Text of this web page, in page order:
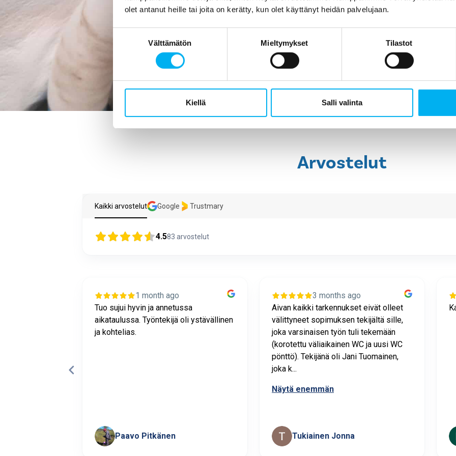
olet antanut heille tai joita on kerätty, kun olet käyttänyt heidän palvelujaan.
Välttämätön Mieltymykset Tilastot
Kiellä Salli valinta
mikä viemärin kunto oli alunperin ja mitä sukituksella saatiin
Laske viemärin sukituksen hinta Pyydä tarjous
Arvostelut
Kaikki arvostelut Google Trustmary
4.583 arvostelut
1 month ago
Tuo sujui hyvin ja annetussa
aikataulussa. Työntekijä oli ystävällinen
ja kohtelias.
Paavo Pitkänen
3 months ago
Aivan kaikki tarkennukset eivät olleet
välittyneet sopimuksen tekijältä sille,
joka varsinaisen työn tuli tekemään
(korotettu väliaikainen WC ja uusi WC
pönttö). Tekijänä oli Jani Tuomainen,
joka k...
Näytä enemmän
Tukiainen Jonna